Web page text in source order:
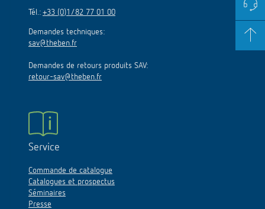
Tél.: +33 (0)1/82 77 01 00
Demandes techniques:
sav@theben.fr
Demandes de retours produits SAV:
retour-sav@theben.fr
Service
Commande de catalogue
Catalogues et prospectus
Séminaires
Presse